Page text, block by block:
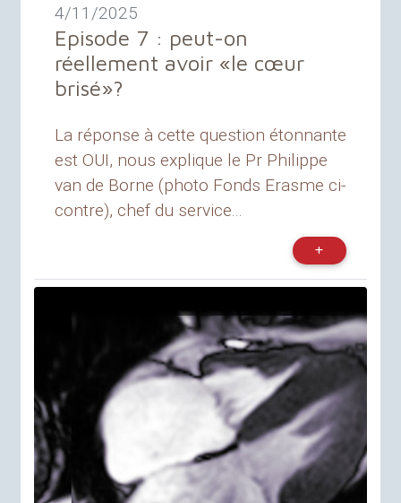
4/11/2025
Episode 7 : peut-on
réellement avoir «le cœur
brisé»?
La réponse à cette question étonnante
est OUI, nous explique le Pr Philippe
van de Borne (photo Fonds Erasme ci-
contre), chef du service...